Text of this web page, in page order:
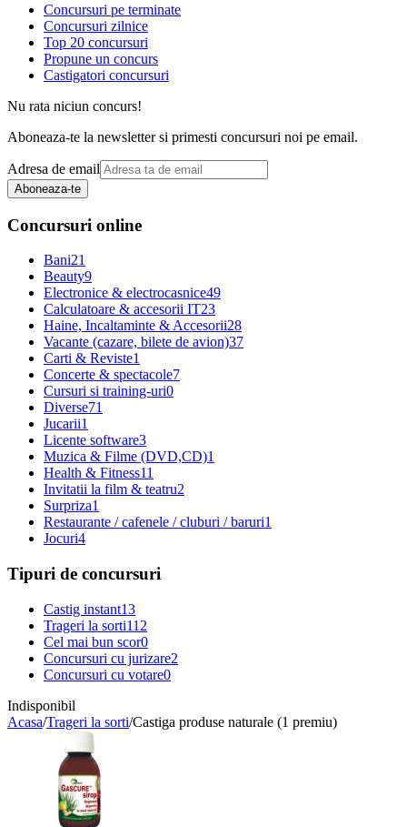
Concursuri pe terminate
Concursuri zilnice
Top 20 concursuri
Propune un concurs
Castigatori concursuri
Nu rata niciun concurs!
Aboneaza-te la newsletter si primesti concursuri noi pe email.
Adresa de email
Aboneaza-te
Concursuri online
Bani21
Beauty9
Electronice & electrocasnice49
Calculatoare & accesorii IT23
Haine, Incaltaminte & Accesorii28
Vacante (cazare, bilete de avion)37
Carti & Reviste1
Concerte & spectacole7
Cursuri si training-uri0
Diverse71
Jucarii1
Licente software3
Muzica & Filme (DVD,CD)1
Health & Fitness11
Invitatii la film & teatru2
Surpriza1
Restaurante / cafenele / cluburi / baruri1
Jocuri4
Tipuri de concursuri
Castig instant13
Trageri la sorti112
Cel mai bun scor0
Concursuri cu jurizare2
Concursuri cu votare0
Indisponibil
Acasa/Trageri la sorti/Castiga produse naturale (1 premiu)